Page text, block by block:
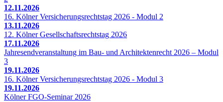
12.11.2026
16. Kölner Versicherungsrechtstag 2026 - Modul 2
13.11.2026
12. Kölner Gesellschaftsrechtstag 2026
17.11.2026
Jahresendveranstaltung im Bau- und Architektenrecht 2026 – Modul
3
19.11.2026
16. Kölner Versicherungsrechtstag 2026 - Modul 3
19.11.2026
Kölner FGO-Seminar 2026